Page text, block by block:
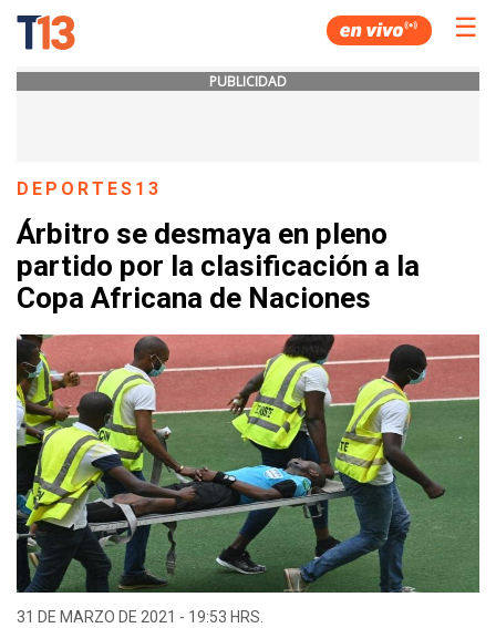
☰
PUBLICIDAD
DEPORTES13
Árbitro se desmaya en pleno
partido por la clasificación a la
Copa Africana de Naciones
31 DE MARZO DE 2021 - 19:53 HRS.